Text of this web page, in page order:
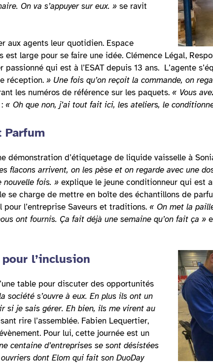
On va s’appuyer sur eux. » se ravit
aux agents leur quotidien. Espace
large pour se faire une idée. Clémence Légal,
qui est à l’ESAT depuis 13 ans. L’agente
réception. » Une fois qu’on reçoit la commande, on
les numéros de référence sur les paquets. « Vous
« Oh que non, j’ai tout fait ici, les ateliers, le
Parfum
démonstration d’étiquetage de liquide vaisselle à
flacons arrivent, on les pèse et on regarde avec une
nouvelle fois. » explique le jeune conditionneur qui est
se charge de mettre en boîte des échantillons de
l’entreprise Saveurs et traditions. « On met la
ont fournis. Ça fait déjà une semaine qu’on fait ça »
l’inclusion
table pour discuter des opportunités
société s’ouvre à eux. En plus ils ont un
si je sais gérer. Eh bien, ils me virent au
rire l’assemblée. Fabien Lequertier,
Pour lui, cette journée est un
centaine d’entreprises se sont désistées
dont Elom qui fait son DuoDay